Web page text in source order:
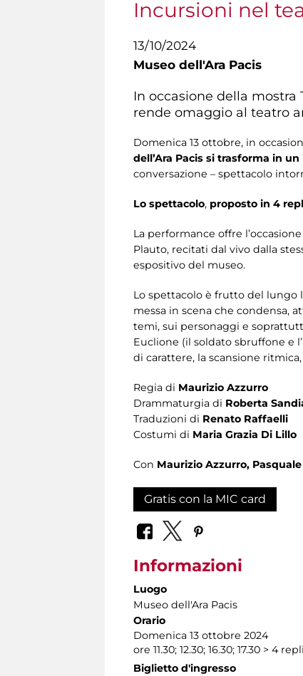
Incursioni nel
13/10/2024
Museo dell'Ara Pacis
In occasione della mostra
rende omaggio al teatro
Domenica 13 ottobre, in
dell’Ara Pacis si trasforma in
conversazione – spettacolo
Lo spettacolo, proposto in 4
La performance offre
Plauto, recitati dal vivo dalla
espositivo del museo.
Lo spettacolo è frutto del lungo
messa in scena che condensa,
temi, sui personaggi e
Euclione (il soldato sbruffone e
di carattere, la scansione
Regia di Maurizio Azzurro
Drammaturgia di Roberta
Traduzioni di Renato Raffaelli
Costumi di Maria Grazia Di Lillo
Con Maurizio Azzurro,
Gratis con la MIC card
Informazioni
Luogo
Museo dell'Ara Pacis
Orario
Domenica 13 ottobre 2024
ore 11.30; 12.30; 16.30; 17.30 > 4
Biglietto d'ingresso